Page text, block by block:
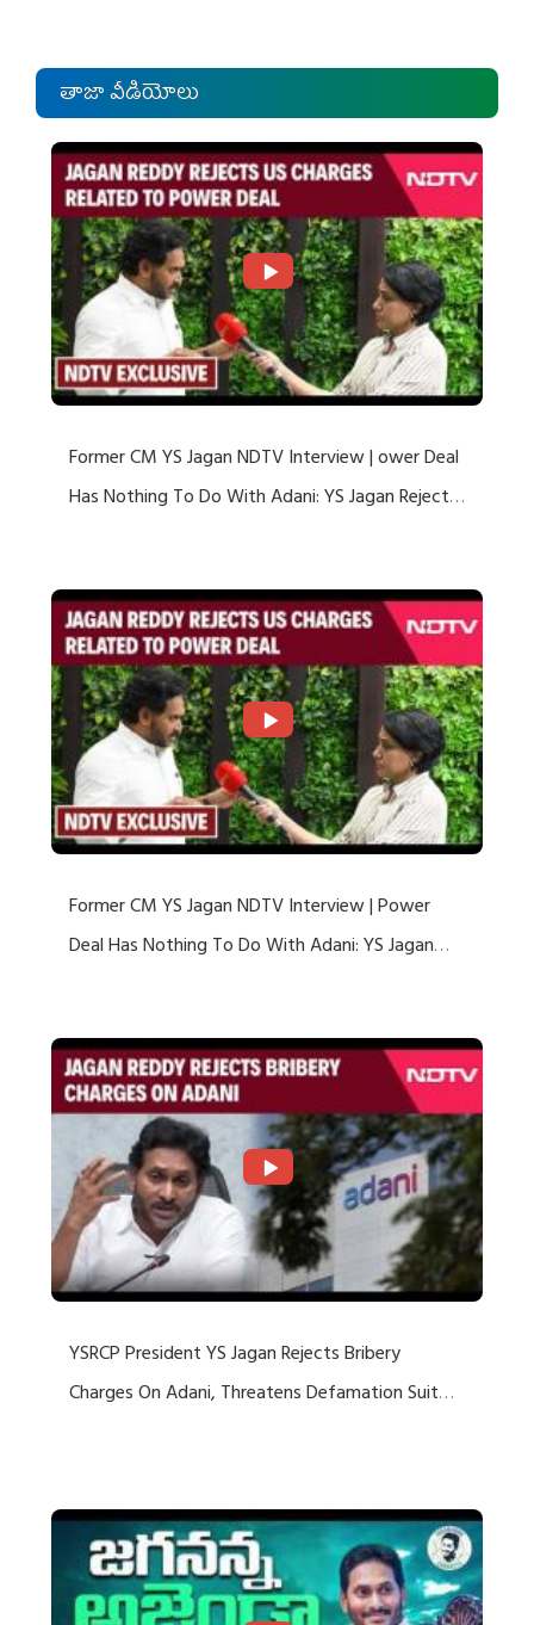
తాజా వీడియోలు
Former CM YS Jagan NDTV Interview | ower Deal
Has Nothing To Do With Adani: YS Jagan Rejects
Former CM YS Jagan NDTV Interview | Power
Deal Has Nothing To Do With Adani: YS Jagan
YSRCP President YS Jagan Rejects Bribery
Charges On Adani, Threatens Defamation Suit